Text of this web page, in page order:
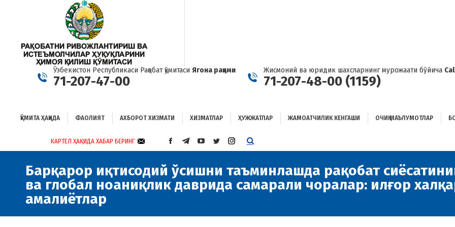
Ўзбекистон Республикаси Рақобат қўмитаси Ягона рақами
71-207-47-00
Жисмоний ва юридик шахсларнинг мурожаати бўйича
71-207-48-00 (1159)
ҚЎМИТА ҲАҚИДА ФАОЛИЯТ АХБОРОТ ХИЗМАТИ ХИЗМАТЛАР ҲУЖЖАТЛАР ЖАМОАТЧИЛИК КЕНГАШИ ОЧИҚ МАЪЛУМОТЛАР
КАРТЕЛ ҲАҚИДА ХАБАР БЕРИНГ
FACEBOOK
OPENS
IN
NEW
TELEGRAM
IN
NEW
YOUTUBE
IN
NEW
TWITTER
IN
NEW
INSTAGRAM
IN
NEW
Барқарор иқтисодий ўсишни таъминлашда рақобат
ва глобал ноаниқлик даврида самарали чоралар: илғор
амалиётлар
ФАОЛИЯТ